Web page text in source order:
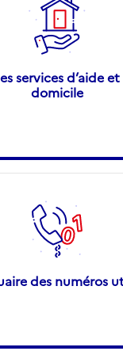
services d’aide
domicile
des numéros